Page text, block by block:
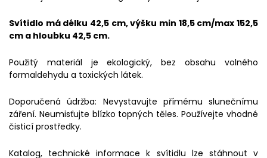
Svítidlo má délku 42,5 cm, výšku min 18,5 cm/max 152,5
cm a hloubku 42,5 cm.
Použitý materiál je ekologický, bez obsahu volného
formaldehydu a toxických látek.
Doporučená údržba: Nevystavujte přímému slunečnímu
záření. Neumisťujte blízko topných těles. Používejte vhodné
čisticí prostředky.
Katalog, technické informace k svítidlu lze stáhnout v